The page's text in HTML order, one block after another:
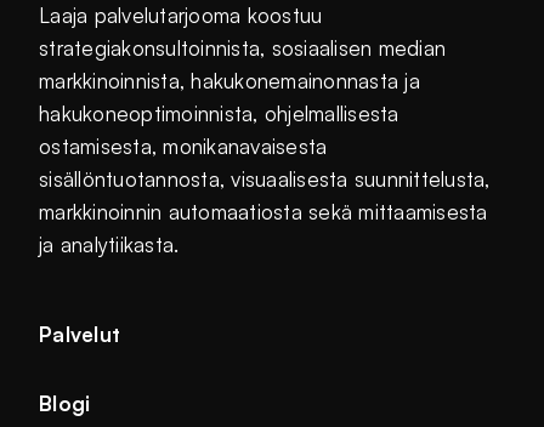
Laaja palvelutarjooma koostuu
strategiakonsultoinnista, sosiaalisen median
markkinoinnista, hakukonemainonnasta ja
hakukoneoptimoinnista, ohjelmallisesta
ostamisesta, monikanavaisesta
sisällöntuotannosta, visuaalisesta suunnittelusta,
markkinoinnin automaatiosta sekä mittaamisesta
ja analytiikasta.
Palvelut
Blogi